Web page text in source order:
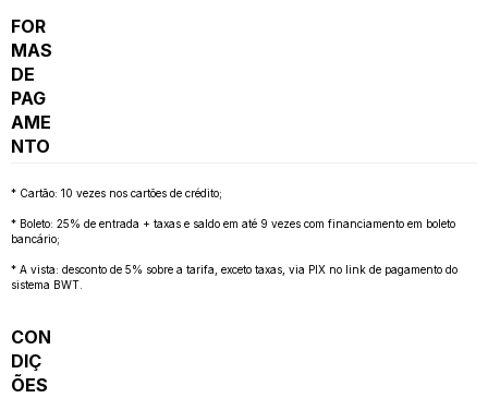
FOR
MAS
DE
PAG
AME
NTO
* Cartão: 10 vezes nos cartões de crédito;
* Boleto: 25% de entrada + taxas e saldo em até 9 vezes com financiamento em boleto
bancário;
* A vista: desconto de 5% sobre a tarifa, exceto taxas, via PIX no link de pagamento do
sistema BWT.
CON
DIÇ
ÕES